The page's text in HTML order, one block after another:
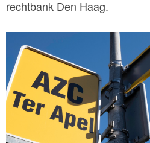
rechtbank Den Haag.